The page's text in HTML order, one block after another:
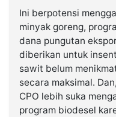
Ini berpotensi
minyak goreng,
dana pungutan
diberikan untuk
sawit belum
secara maksimal.
CPO lebih suka
program biodesel